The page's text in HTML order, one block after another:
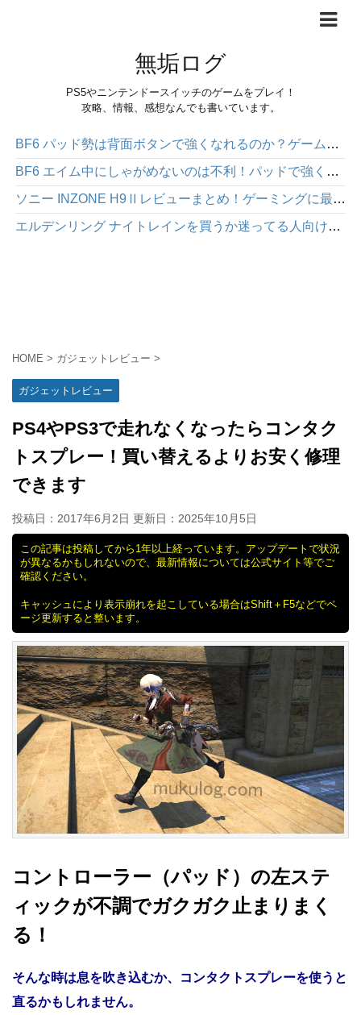
無垢ログ
PS5やニンテンドースイッチのゲームをプレイ！
攻略、情報、感想なんでも書いています。
BF6 パッド勢は背面ボタンで強くなれるのか？ゲームパッド「HEXGAMING PHANTOM」感想レビュー
BF6 エイム中にしゃがめないのは不利！パッドで強くなりたいなら背面ボタンを使った方が絶対にいい
ソニー INZONE H9Ⅱレビューまとめ！ゲーミングに最適な高性能ワイヤレスヘッドホン
エルデンリング ナイトレインを買うか迷ってる人向け｜面白さや注意点を正直にレビュー
HOME > ガジェットレビュー >
ガジェットレビュー
PS4やPS3で走れなくなったらコンタク
トスプレー！買い替えるよりお安く修理
できます
投稿日：2017年6月2日 更新日： 2025年10月5日
この記事は投稿してから1年以上経っています。アップデートで状況
が異なるかもしれないので、最新情報については公式サイト等でご
確認ください。
キャッシュにより表示崩れを起こしている場合はShift＋F5などでペ
ージ更新すると整います。
コントローラー（パッド）の左ステ
ィックが不調でガクガク止まりまく
る！
そんな時は息を吹き込むか、コンタクトスプレーを使うと
直るかもしれません。